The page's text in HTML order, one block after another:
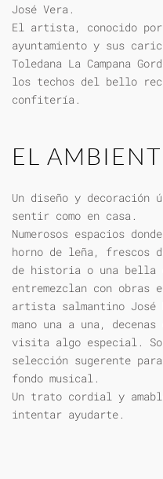
José Vera.
El artista, conocido
ayuntamiento y sus
Toledana La Campana
los techos del bello
confitería.
EL
Un diseño y decoración
sentir como en casa.
Numerosos espacios
horno de leña,
de historia o una bella
entremezclan con obras
artista salmantino José
mano una a una,
visita algo especial.
selección sugerente
fondo musical.
Un trato cordial y
intentar ayudarte.